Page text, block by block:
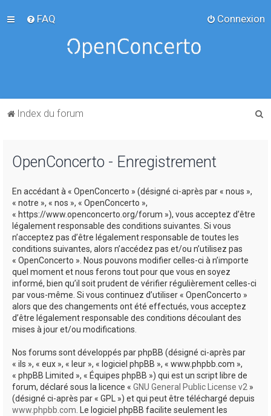
FAQ Connexion
Index du forum
OpenConcerto - Enregistrement
En accédant à « OpenConcerto » (désigné ci-après par « nous »,
« notre », « nos », « OpenConcerto »,
« https://www.openconcerto.org/forum »), vous acceptez d’être
légalement responsable des conditions suivantes. Si vous
n’acceptez pas d’être légalement responsable de toutes les
conditions suivantes, alors n’accédez pas et/ou n’utilisez pas
« OpenConcerto ». Nous pouvons modifier celles-ci à n’importe
quel moment et nous ferons tout pour que vous en soyez
informé, bien qu’il soit prudent de vérifier régulièrement celles-ci
par vous-même. Si vous continuez d’utiliser « OpenConcerto »
alors que des changements ont été effectués, vous acceptez
d’être légalement responsable des conditions découlant des
mises à jour et/ou modifications.
Nos forums sont développés par phpBB (désigné ci-après par
« ils », « eux », « leur », « logiciel phpBB », « www.phpbb.com »,
« phpBB Limited », « Équipes phpBB ») qui est un script libre de
forum, déclaré sous la licence « GNU General Public License v2 »
(désigné ci-après par « GPL ») et qui peut être téléchargé depuis
www.phpbb.com. Le logiciel phpBB facilite seulement les